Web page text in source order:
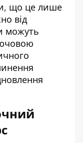
що це лише
від
можуть